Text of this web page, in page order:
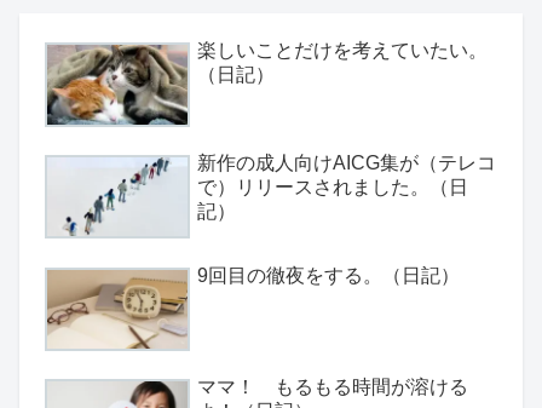
楽しいことだけを考えていたい。
（日記）
新作の成人向けAICG集が（テレコ
で）リリースされました。（日
記）
9回目の徹夜をする。（日記）
ママ！ もるもる時間が溶ける